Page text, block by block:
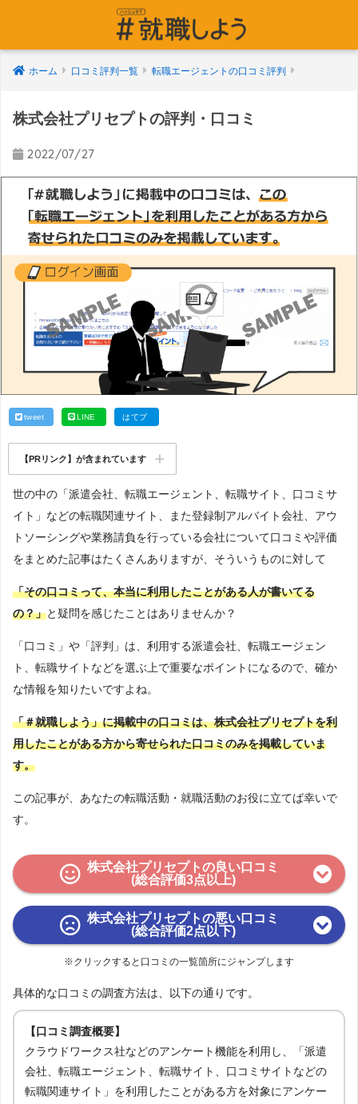
ホーム 口コミ評判一覧 転職エージェントの口コミ評判
株式会社プリセプトの評判・口コミ
2022/07/27
tweet LINE はてブ
【PRリンク】が含まれています
世の中の「派遣会社、転職エージェント、転職サイト、口コミサ
イト」などの転職関連サイト、また登録制アルバイト会社、アウ
トソーシングや業務請負を行っている会社について口コミや評価
をまとめた記事はたくさんありますが、そういうものに対して
「その口コミって、本当に利用したことがある人が書いてる
の？」と疑問を感じたことはありませんか？
「口コミ」や「評判」は、利用する派遣会社、転職エージェン
ト、転職サイトなどを選ぶ上で重要なポイントになるので、確か
な情報を知りたいですよね。
「＃就職しよう」に掲載中の口コミは、株式会社プリセプトを利
用したことがある方から寄せられた口コミのみを掲載していま
す。
この記事が、あなたの転職活動・就職活動のお役に立てば幸いで
す。
株式会社プリセプトの良い口コミ
(総合評価3点以上)
株式会社プリセプトの悪い口コミ
(総合評価2点以下)
※クリックすると口コミの一覧箇所にジャンプします
具体的な口コミの調査方法は、以下の通りです。
【口コミ調査概要】
クラウドワークス社などのアンケート機能を利用し、「派遣
会社、転職エージェント、転職サイト、口コミサイトなどの
転職関連サイト」を利用したことがある方を対象にアンケー